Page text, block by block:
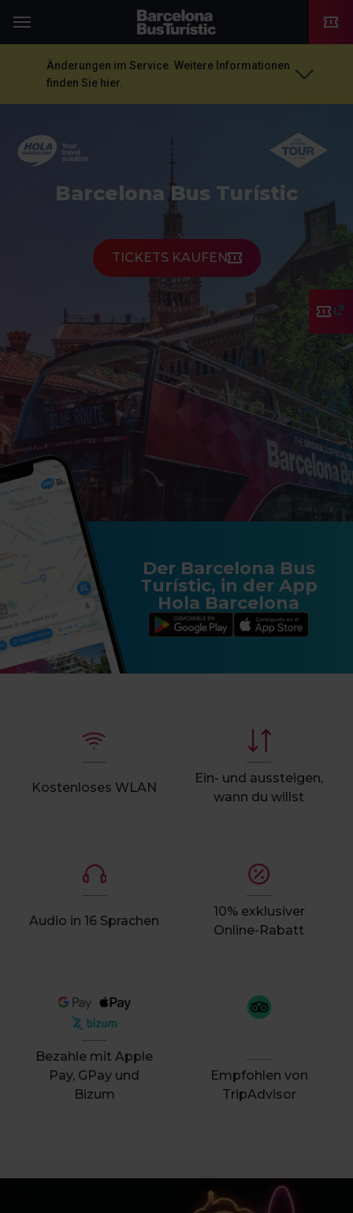
TMB-OCI
Änderungen im Service. Weitere Informationen
finden Sie hier.
Barcelona Bus Turístic
TICKETS KAUFEN
Der Barcelona Bus
Turístic, in der App
Hola Barcelona
Kostenloses WLAN
Ein- und aussteigen,
wann du willst
Audio in 16 Sprachen
10% exklusiver
Online-Rabatt
Bezahle mit Apple
Pay, GPay und
Bizum
Empfohlen von
TripAdvisor